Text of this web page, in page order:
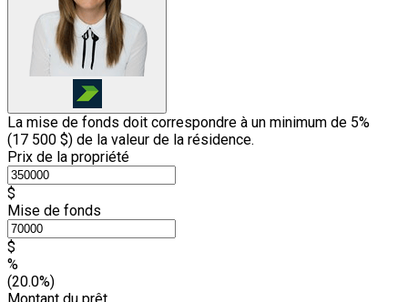
La mise de fonds doit correspondre à un minimum de 5%
(17 500 $) de la valeur de la résidence.
Prix de la propriété
$
Mise de fonds
$
%
(20.0%)